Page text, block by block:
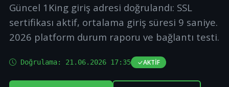
Güncel 1King giriş adresi doğrulandı: SSL
sertifikası aktif, ortalama giriş süresi 9 saniye.
2026 platform durum raporu ve bağlantı testi.
Doğrulama: 21.06.2026 17:35 AKTIF